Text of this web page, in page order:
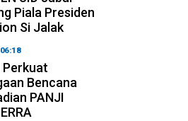
Piala Presiden
Si Jalak
Perkuat
Bencana
PANJI